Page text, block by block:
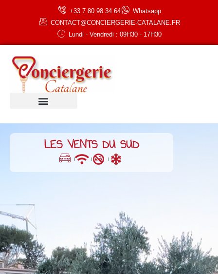
+33 7 80 98 34 64
Whatsapp
CONTACT@CONCIERGERIE-CATALANE.FR
Lundi - Vendredi : 09H30 - 17H30
LES VENTS DU SUD